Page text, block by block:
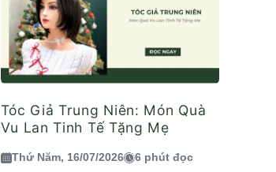
Tóc Giả Trung Niên: Món Quà
Vu Lan Tinh Tế Tặng Mẹ
Thứ Năm, 16/07/2026 6 phút đọc